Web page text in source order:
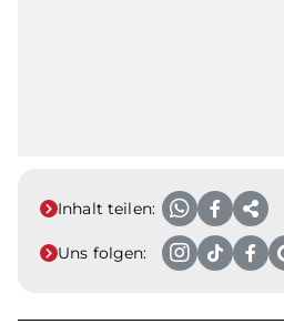
Inhalt teilen:
Uns folgen: